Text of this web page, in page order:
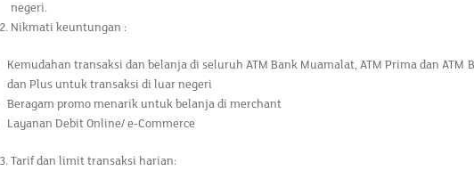
negeri.
Nikmati keuntungan :
Kemudahan transaksi dan belanja di seluruh ATM Bank Muamalat, ATM Prima dan ATM
dan Plus untuk transaksi di luar negeri
Beragam promo menarik untuk belanja di merchant
Layanan Debit Online/ e-Commerce
Tarif dan limit transaksi harian: